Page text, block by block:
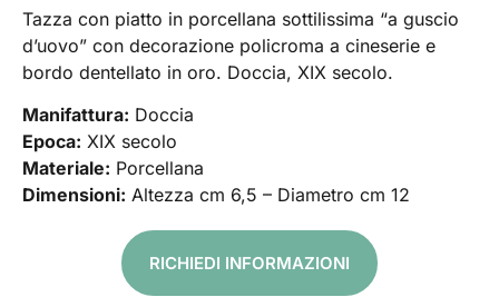
Tazza con piatto in porcellana sottilissima “a guscio
d’uovo” con decorazione policroma a cineserie e
bordo dentellato in oro. Doccia, XIX secolo.
Manifattura: Doccia
Epoca: XIX secolo
Materiale: Porcellana
Dimensioni: Altezza cm 6,5 – Diametro cm 12
RICHIEDI INFORMAZIONI